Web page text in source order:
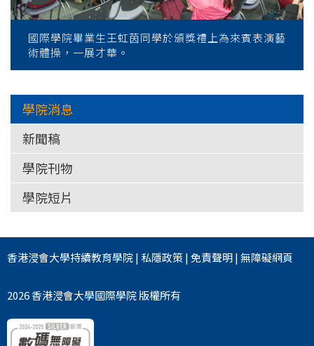
國際學院畢業生王虹茵同學於頒獎禮上為來賓表演藝
術體操，一展才華。
學院消息
新聞稿
學院刊物
學院短片
香港浸會大學持續教育學院| 私隱政策|免責聲明|無障礙網頁
2026 香港浸會大學國際學院 版權所有